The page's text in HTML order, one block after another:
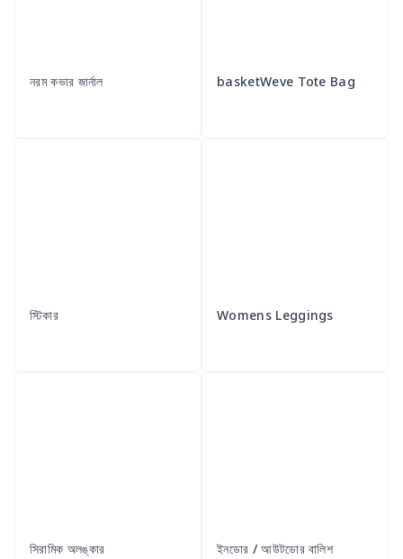
নরম কভার জার্নাল basketWeve Tote Bag
স্টিকার Womens Leggings
সিরামিক অলঙ্কার ইনডোর / আউটডোর বালিশ